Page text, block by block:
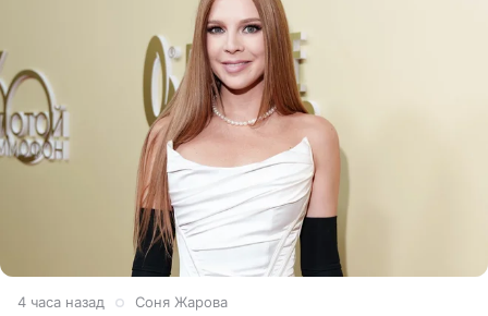
4 часа назад Соня Жарова